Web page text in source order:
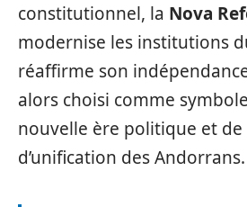
constitutionnel, la Nova
modernise les institutions
réaffirme son
alors choisi comme
nouvelle ère politique et
d’unification des Andorrans.